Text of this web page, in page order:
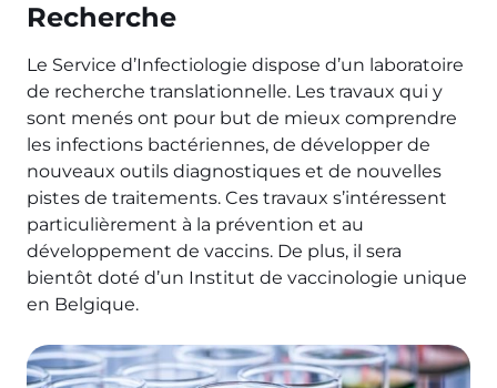
Recherche
Le Service d’Infectiologie dispose d’un laboratoire
de recherche translationnelle. Les travaux qui y
sont menés ont pour but de mieux comprendre
les infections bactériennes, de développer de
nouveaux outils diagnostiques et de nouvelles
pistes de traitements. Ces travaux s’intéressent
particulièrement à la prévention et au
développement de vaccins. De plus, il sera
bientôt doté d’un Institut de vaccinologie unique
en Belgique.